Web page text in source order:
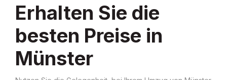
Erhalten Sie die
besten Preise in
Münster